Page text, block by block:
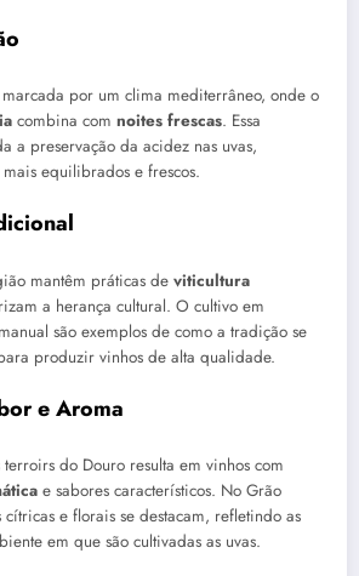
por um clima mediterrâneo, onde o
combina com noites frescas. Essa
a preservação da acidez nas uvas,
equilibrados e frescos.
mantêm práticas de viticultura
a herança cultural. O cultivo em
são exemplos de como a tradição se
produzir vinhos de alta qualidade.
e Aroma
terroirs do Douro resulta em vinhos com
e sabores característicos. No Grão
cítricas e florais se destacam, refletindo as
em que são cultivadas as uvas.